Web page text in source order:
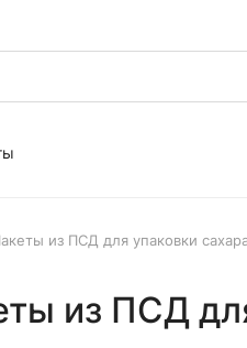
из ПСД для упаковки
из ПСД